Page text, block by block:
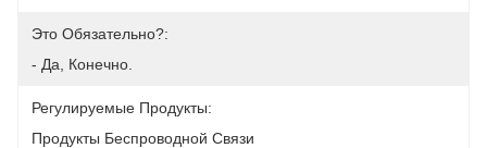
Это Обязательно?:
- Да, Конечно.
Регулируемые Продукты:
Продукты Беспроводной Связи